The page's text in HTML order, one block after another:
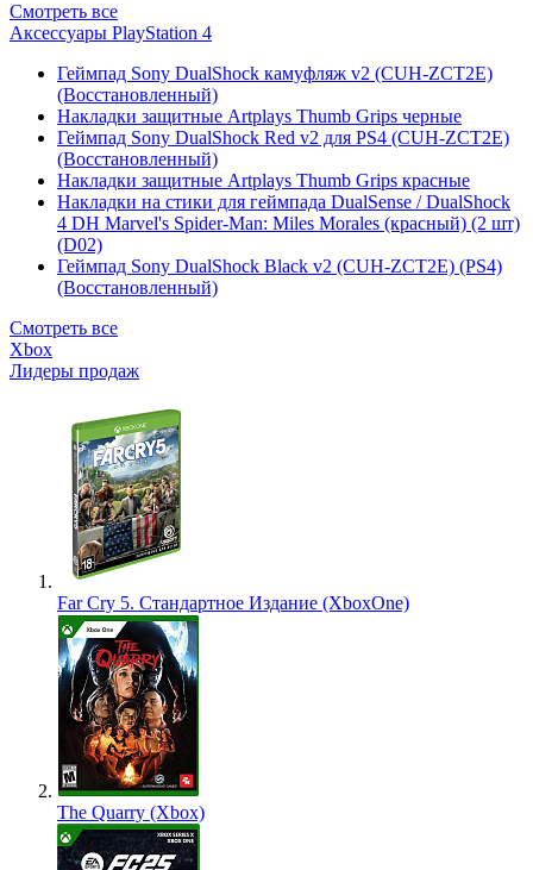
Смотреть все
Аксессуары PlayStation 4
Геймпад Sony DualShock камуфляж v2 (CUH-ZCT2E)
(Восстановленный)
Накладки защитные Artplays Thumb Grips черные
Геймпад Sony DualShock Red v2 для PS4 (CUH-ZCT2E)
(Восстановленный)
Накладки защитные Artplays Thumb Grips красные
Накладки на стики для геймпада DualSense / DualShock
4 DH Marvel's Spider-Man: Miles Morales (красный) (2 шт)
(D02)
Геймпад Sony DualShock Black v2 (CUH-ZCT2E) (PS4)
(Восстановленный)
Смотреть все
Xbox
Лидеры продаж
Far Cry 5. Стандартное Издание (XboxOne)
The Quarry (Xbox)